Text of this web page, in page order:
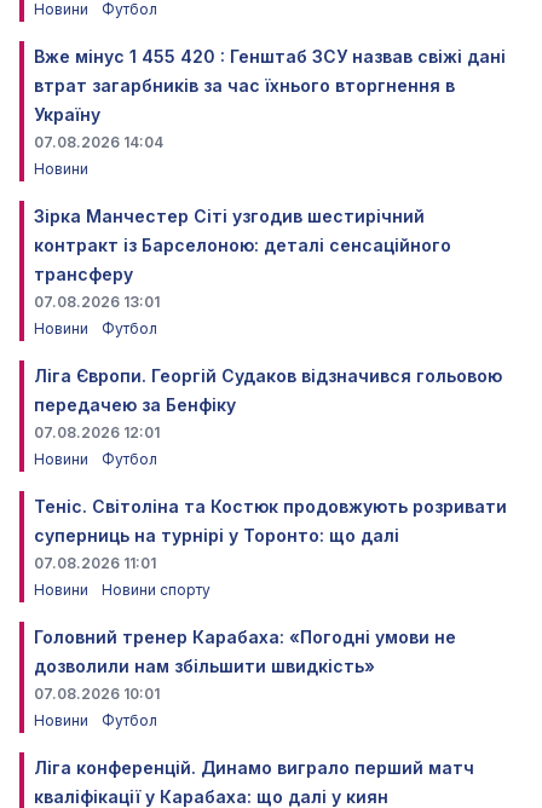
Новини
Футбол
Вже мінус 1 455 420 : Генштаб ЗСУ назвав свіжі дані
втрат загарбників за час їхнього вторгнення в
Україну
07.08.2026 14:04
Новини
Зірка Манчестер Сіті узгодив шестирічний
контракт із Барселоною: деталі сенсаційного
трансферу
07.08.2026 13:01
Новини
Футбол
Ліга Європи. Георгій Судаков відзначився гольовою
передачею за Бенфіку
07.08.2026 12:01
Новини
Футбол
Теніс. Світоліна та Костюк продовжують розривати
суперниць на турнірі у Торонто: що далі
07.08.2026 11:01
Новини
Новини спорту
Головний тренер Карабаха: «Погодні умови не
дозволили нам збільшити швидкість»
07.08.2026 10:01
Новини
Футбол
Ліга конференцій. Динамо виграло перший матч
кваліфікації у Карабаха: що далі у киян